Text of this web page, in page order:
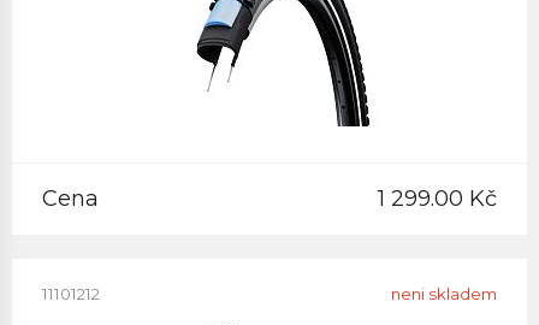
Cena 1 299.00 Kč
11101212 neni skladem